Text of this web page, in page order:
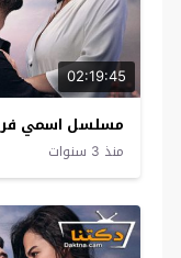
02:19:45
مسلسل اسمي فرح الحلقة 17
منذ 3 سنوات